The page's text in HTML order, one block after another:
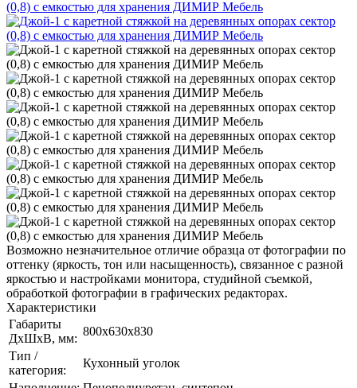
Возможно незначительное отличие образца от фотографии по
оттенку (яркость, тон или насыщенность), связанное с разной
яркостью и настройками монитора, студийной съемкой,
обработкой фотографии в графических редакторах.
Характеристики
Габариты
ДхШхВ, мм:
800х630х830
Тип /
категория:
Кухонный уголок